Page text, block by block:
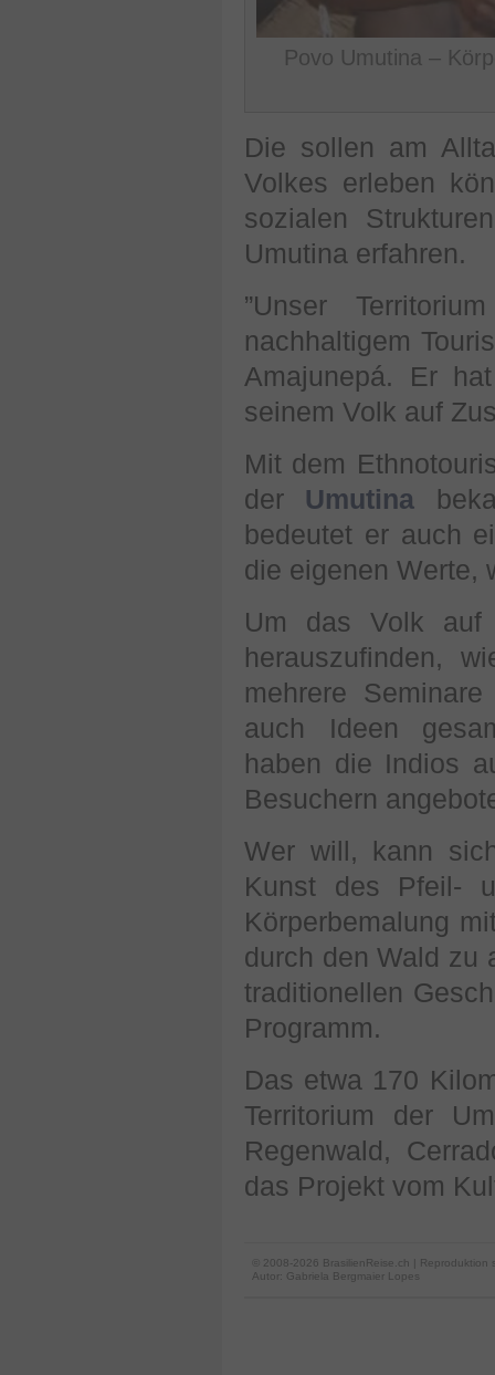
Povo Umutina –
Die sollen am
Volkes erleben
sozialen
Umutina erfahren.
”Unser
nachhaltigem
Amajunepá. Er
seinem Volk auf
Mit dem
der Umutina
bedeutet er auch
die eigenen Werte,
Um das Volk auf
herauszufinden,
mehrere
auch Ideen
haben die Indios
Besuchern
Wer will, kann
Kunst des Pfeil-
Körperbemalung
durch den Wald zu
traditionellen
Programm.
Das etwa 170
Territorium der
Regenwald,
das Projekt vom
© 2008-2026 BrasilienReise.ch | Reproduktion
Autor: Gabriela Bergmaier Lopes